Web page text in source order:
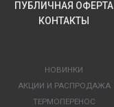
ПУБЛИЧНАЯ ОФЕРТА
КОНТАКТЫ
НОВИНКИ
АКЦИИ И РАСПРОДАЖА
ТЕРМОПЕРЕНОС